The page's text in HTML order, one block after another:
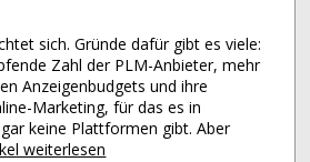
sich. Gründe dafür gibt es viele:
Zahl der PLM-Anbieter, mehr
Anzeigenbudgets und ihre
Marketing, für das es in
keine Plattformen gibt. Aber
weiterlesen